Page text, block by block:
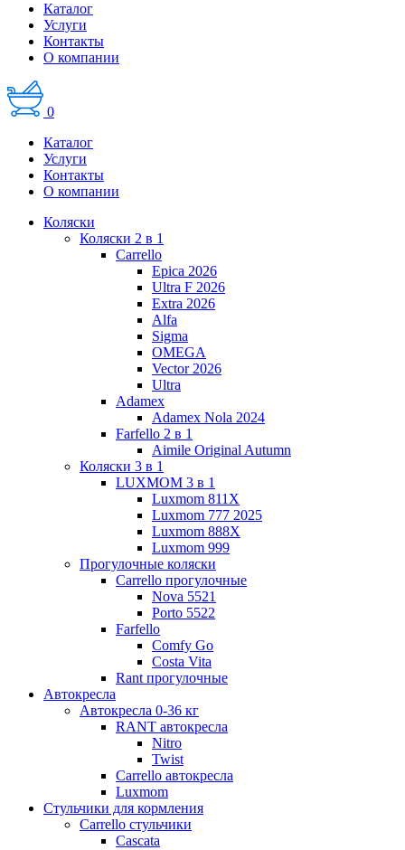
Каталог
Услуги
Контакты
О компании
0
Каталог
Услуги
Контакты
О компании
Коляски
Коляски 2 в 1
Carrello
Epica 2026
Ultra F 2026
Extra 2026
Alfa
Sigma
OMEGA
Vector 2026
Ultra
Adamex
Adamex Nola 2024
Farfello 2 в 1
Aimile Original Autumn
Коляски 3 в 1
LUXMOM 3 в 1
Luxmom 811X
Luxmom 777 2025
Luxmom 888X
Luxmom 999
Прогулочные коляски
Carrello прогулочные
Nova 5521
Porto 5522
Farfello
Comfy Go
Costa Vita
Rant прогулочные
Автокресла
Автокресла 0-36 кг
RANT автокресла
Nitro
Twist
Carrello автокресла
Luxmom
Стульчики для кормления
Carrello стульчики
Cascata